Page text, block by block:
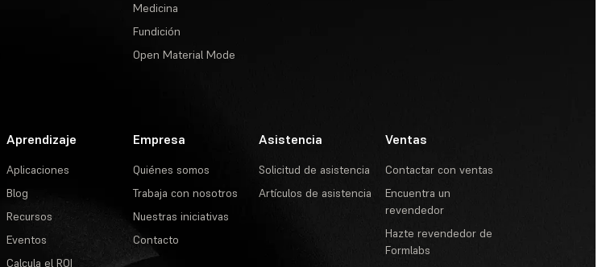
Medicina
Fundición
Open Material Mode
Aprendizaje
Aplicaciones
Blog
Recursos
Eventos
Calcula el ROI
Empresa
Quiénes somos
Trabaja con nosotros
Nuestras iniciativas
Contacto
Asistencia
Solicitud de asistencia
Artículos de asistencia
Ventas
Contactar con ventas
Encuentra un
revendedor
Hazte revendedor de
Formlabs